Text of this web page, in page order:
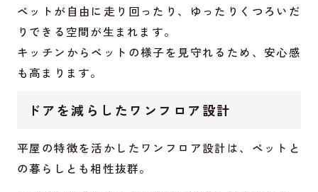
ペットが自由に走り回ったり、ゆったりくつろいだ
りできる空間が生まれます。
キッチンからペットの様子を見守れるため、安心感
も高まります。
ドアを減らしたワンフロア設計
平屋の特徴を活かしたワンフロア設計は、ペットと
の暮らしとも相性抜群。